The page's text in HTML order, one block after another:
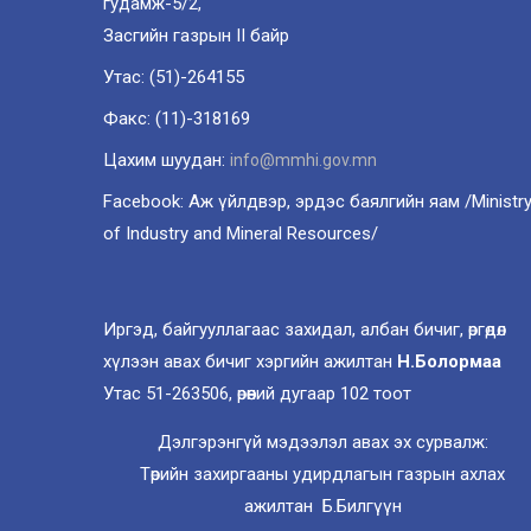
Засгийн газрын II байр
Утас: (51)-264155
Факс: (11)-318169
Цахим шуудан: info@mmhi.gov.mn
Facebook: Аж үйлдвэр, эрдэс баялгийн яам /Ministry
of Industry and Mineral Resources/
Иргэд, байгууллагаас захидал, албан бичиг, өргөдөл
хүлээн авах бичиг хэргийн ажилтан Н.Болормаа
Утас 51-263506, өрөөний дугаар 102 тоот
Дэлгэрэнгүй мэдээлэл авах эх сурвалж:
Төрийн захиргааны удирдлагын газрын ахлах
ажилтан Б.Билгүүн